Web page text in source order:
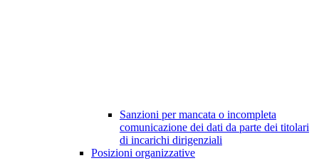
Sanzioni per mancata o incompleta
comunicazione dei dati da parte dei titolari
di incarichi dirigenziali
Posizioni organizzative